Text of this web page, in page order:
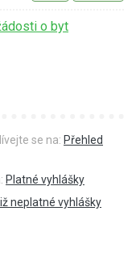
o byt
se na: Přehled
Platné vyhlášky
neplatné vyhlášky